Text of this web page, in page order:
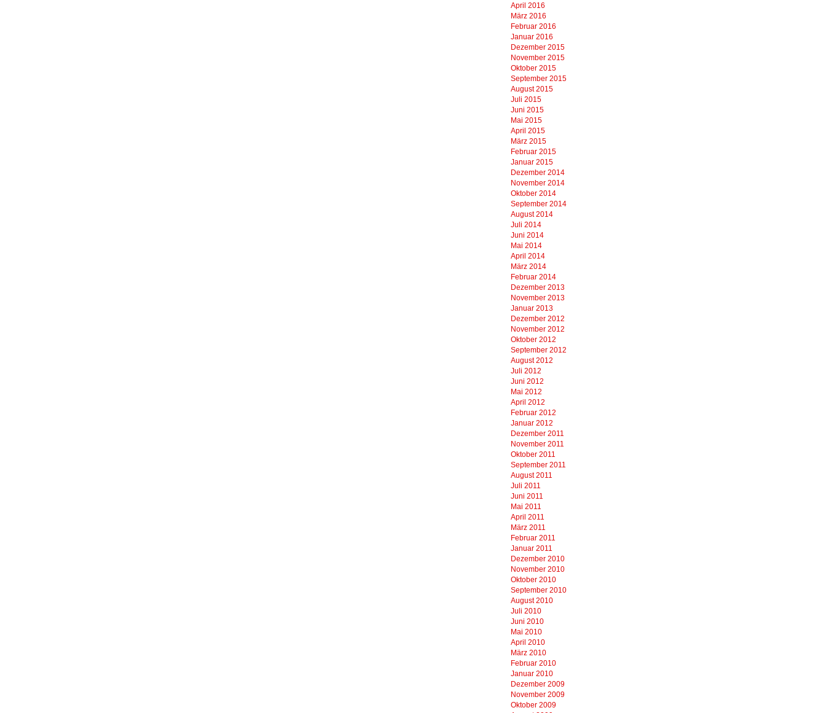
April 2016
März 2016
Februar 2016
Januar 2016
Dezember 2015
November 2015
Oktober 2015
September 2015
August 2015
Juli 2015
Juni 2015
Mai 2015
April 2015
März 2015
Februar 2015
Januar 2015
Dezember 2014
November 2014
Oktober 2014
September 2014
August 2014
Juli 2014
Juni 2014
Mai 2014
April 2014
März 2014
Februar 2014
Dezember 2013
November 2013
Januar 2013
Dezember 2012
November 2012
Oktober 2012
September 2012
August 2012
Juli 2012
Juni 2012
Mai 2012
April 2012
Februar 2012
Januar 2012
Dezember 2011
November 2011
Oktober 2011
September 2011
August 2011
Juli 2011
Juni 2011
Mai 2011
April 2011
März 2011
Februar 2011
Januar 2011
Dezember 2010
November 2010
Oktober 2010
September 2010
August 2010
Juli 2010
Juni 2010
Mai 2010
April 2010
März 2010
Februar 2010
Januar 2010
Dezember 2009
November 2009
Oktober 2009